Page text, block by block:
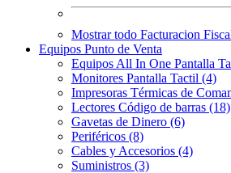
Mostrar todo Facturacion
Equipos Punto de Venta
Equipos All In One Pantalla
Monitores Pantalla Tactil (4)
Impresoras Térmicas de
Lectores Código de barras (18)
Gavetas de Dinero (6)
Periféricos (8)
Cables y Accesorios (4)
Suministros (3)